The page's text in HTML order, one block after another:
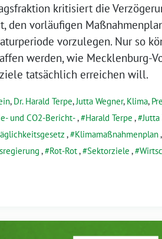
kritisiert die
den vorläufigen
vorzulegen. Nur so
werden, wie Mecklenburg-
tatsächlich erreichen will.
, Dr. Harald Terpe, Jutta Wegner, Klima,
und CO2-Bericht-, Harald Terpe ,
, Klimamaßnahmenplan,
, Rot-Rot, Sektorziele ,